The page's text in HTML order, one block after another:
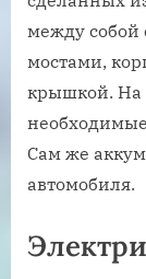
между
мостами,
крышкой. На
Сам же
автомобиля.